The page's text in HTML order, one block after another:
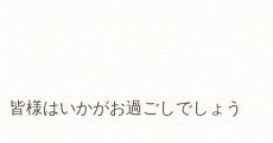
様はいかがお過ごしでしょう